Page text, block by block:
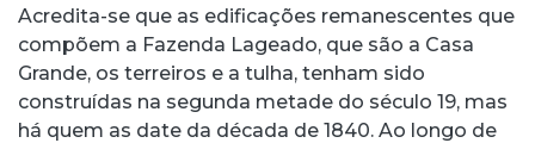
Acredita-se que as edificações remanescentes que
compõem a Fazenda Lageado, que são a Casa
Grande, os terreiros e a tulha, tenham sido
construídas na segunda metade do século 19, mas
há quem as date da década de 1840. Ao longo de